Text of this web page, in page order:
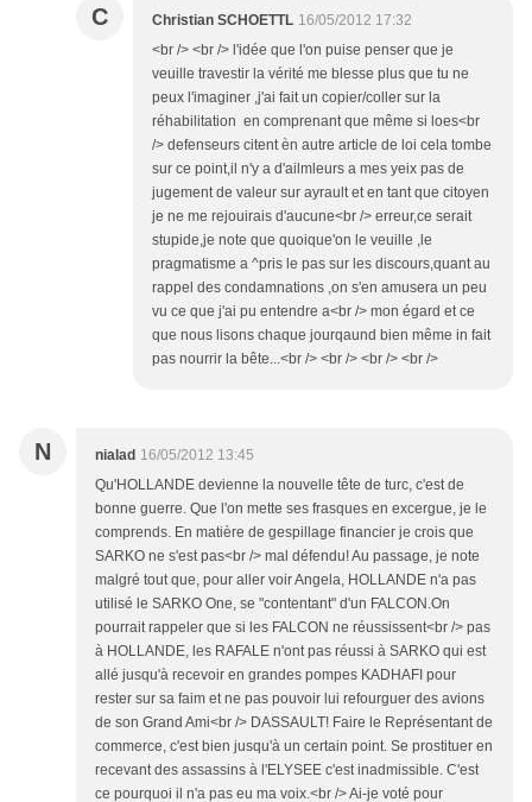
C Christian SCHOETTL 16/05/2012 17:32
<br /> <br /> l'idée que l'on puise penser que je
veuille travestir la vérité me blesse plus que tu ne
peux l'imaginer ,j'ai fait un copier/coller sur la
réhabilitation en comprenant que même si loes<br
/> defenseurs citent èn autre article de loi cela tombe
sur ce point,il n'y a d'ailmleurs a mes yeix pas de
jugement de valeur sur ayrault et en tant que citoyen
je ne me rejouirais d'aucune<br /> erreur,ce serait
stupide,je note que quoique'on le veuille ,le
pragmatisme a ^pris le pas sur les discours,quant au
rappel des condamnations ,on s'en amusera un peu
vu ce que j'ai pu entendre a<br /> mon égard et ce
que nous lisons chaque jourqaund bien même in fait
pas nourrir la bête...<br /> <br /> <br /> <br />
N nialad 16/05/2012 13:45
Qu'HOLLANDE devienne la nouvelle tête de turc, c'est de
bonne guerre. Que l'on mette ses frasques en excergue, je le
comprends. En matière de gespillage financier je crois que
SARKO ne s'est pas<br /> mal défendu! Au passage, je note
malgré tout que, pour aller voir Angela, HOLLANDE n'a pas
utilisé le SARKO One, se "contentant" d'un FALCON.On
pourrait rappeler que si les FALCON ne réussissent<br /> pas
à HOLLANDE, les RAFALE n'ont pas réussi à SARKO qui est
allé jusqu'à recevoir en grandes pompes KADHAFI pour
rester sur sa faim et ne pas pouvoir lui refourguer des avions
de son Grand Ami<br /> DASSAULT! Faire le Représentant de
commerce, c'est bien jusqu'à un certain point. Se prostituer en
recevant des assassins à l'ELYSEE c'est inadmissible. C'est
ce pourquoi il n'a pas eu ma voix.<br /> Ai-je voté pour